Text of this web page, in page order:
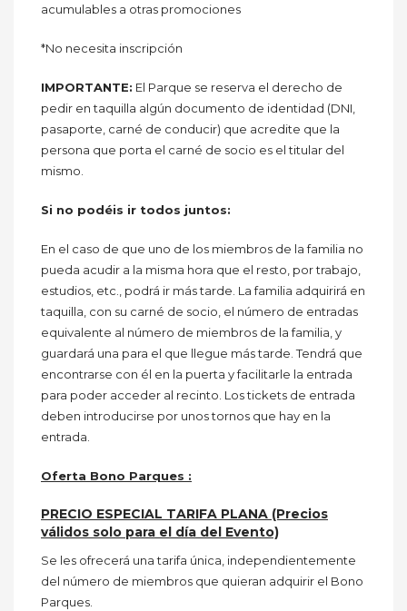
acumulables a otras promociones
*No necesita inscripción
IMPORTANTE: El Parque se reserva el derecho de
pedir en taquilla algún documento de identidad (DNI,
pasaporte, carné de conducir) que acredite que la
persona que porta el carné de socio es el titular del
mismo.
Si no podéis ir todos juntos:
En el caso de que uno de los miembros de la familia no
pueda acudir a la misma hora que el resto, por trabajo,
estudios, etc., podrá ir más tarde. La familia adquirirá en
taquilla, con su carné de socio, el número de entradas
equivalente al número de miembros de la familia, y
guardará una para el que llegue más tarde. Tendrá que
encontrarse con él en la puerta y facilitarle la entrada
para poder acceder al recinto. Los tickets de entrada
deben introducirse por unos tornos que hay en la
entrada.
Oferta Bono Parques :
PRECIO ESPECIAL TARIFA PLANA (Precios
válidos solo para el día del Evento)
Se les ofrecerá una tarifa única, independientemente
del número de miembros que quieran adquirir el Bono
Parques.